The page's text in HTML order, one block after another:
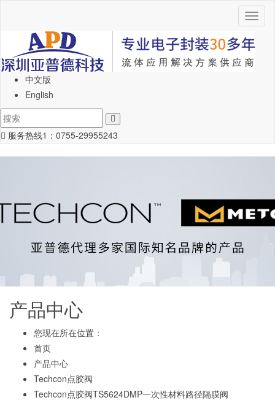
中文版
English
服务热线1： 0755-29955243
产品中心
您现在所在位置：
首页
产品中心
Techcon点胶阀
Techcon点胶阀TS5624DMP一次性材料路径隔膜阀